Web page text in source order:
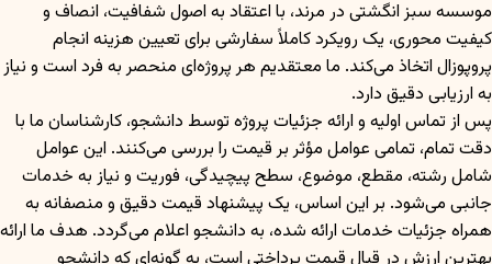
موسسه سبز انگشتی در مرند، با اعتقاد به اصول شفافیت، انصاف و
کیفیت محوری، یک رویکرد کاملاً سفارشی برای تعیین هزینه انجام
پروپوزال اتخاذ می‌کند. ما معتقدیم هر پروژه‌ای منحصر به فرد است و نیاز
به ارزیابی دقیق دارد.
پس از تماس اولیه و ارائه جزئیات پروژه توسط دانشجو، کارشناسان ما با
دقت تمام، تمامی عوامل مؤثر بر قیمت را بررسی می‌کنند. این عوامل
شامل رشته، مقطع، موضوع، سطح پیچیدگی، فوریت و نیاز به خدمات
جانبی می‌شود. بر این اساس، یک پیشنهاد قیمت دقیق و منصفانه به
همراه جزئیات خدمات ارائه شده، به دانشجو اعلام می‌گردد. هدف ما ارائه